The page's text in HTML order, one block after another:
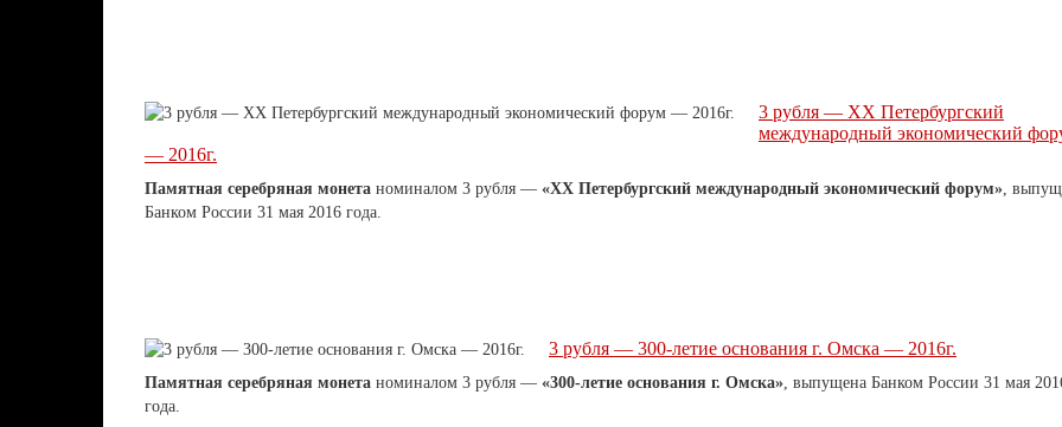
3 рубля — XX Петербургский
международный экономический
— 2016г.
Памятная серебряная монета номиналом 3 рубля — «XX Петербургский международный экономический форум»,
Банком России 31 мая 2016 года.
3 рубля — 300-летие основания г. Омска — 2016г.
Памятная серебряная монета номиналом 3 рубля — «300-летие основания г. Омска», выпущена Банком России 31 мая
года.